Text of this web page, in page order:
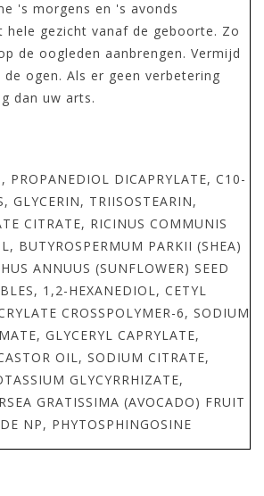
's morgens en 's avonds
hele gezicht vanaf de geboorte. Zo
de oogleden aanbrengen. Vermijd
ogen. Als er geen verbetering
dan uw arts.
PROPANEDIOL DICAPRYLATE, C10-
GLYCERIN, TRIISOSTEARIN,
CITRATE, RICINUS COMMUNIS
BUTYROSPERMUM PARKII (SHEA)
ANNUUS (SUNFLOWER) SEED
1,2-HEXANEDIOL, CETYL
CROSSPOLYMER-6, SODIUM
GLYCERYL CAPRYLATE,
OIL, SODIUM CITRATE,
GLYCYRRHIZATE,
GRATISSIMA (AVOCADO) FRUIT
NP, PHYTOSPHINGOSINE